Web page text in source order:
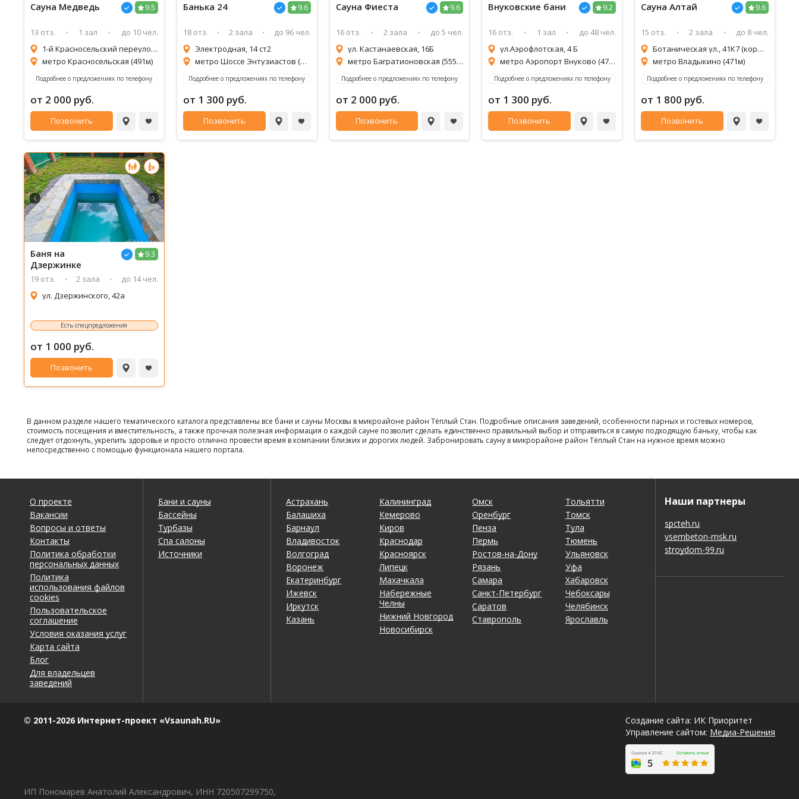
9.5
Сауна Медведь
13 отз. 1 зал
до 10 чел.
1-й Красносельский переулок, д 5
метро Красносельская (491м)
Подробнее о предложениях по телефону
от 2 000 руб.
Позвонить
9.6
Банька 24
18 отз. 2 зала
до 96 чел.
Электродная, 14 ст2
метро Шоссе Энтузиастов (1,1км)
Подробнее о предложениях по телефону
от 1 300 руб.
Позвонить
9.6
Сауна Фиеста
16 отз. 2 зала
до 5 чел.
ул. Кастанаевская, 16Б
метро Багратионовская (555м)
Подробнее о предложениях по телефону
от 2 000 руб.
Позвонить
9.2
Внуковские бани
16 отз. 1 зал
до 48 чел.
ул.Аэрофлотская, 4 Б
метро Аэропорт Внуково (474м)
Подробнее о предложениях по телефону
от 1 300 руб.
Позвонить
9.6
Сауна Алтай
15 отз. 2 зала
до 8 чел.
Ботаническая ул., 41К7 (корпус 7)
метро Владыкино (471м)
Подробнее о предложениях по телефону
от 1 800 руб.
Позвонить
9.3
Баня на
Дзержинке
19 отз. 2 зала
до 14 чел.
ул. Дзержинского, 42а
Есть спецпредложения
от 1 000 руб.
Позвонить
В данном разделе нашего тематического каталога представлены все бани и сауны Москвы в микроайоне район Тёплый Стан. Подробные описания заведений, особенности парных и гостевых номеров,
стоимость посещения и вместительность, а также прочная полезная информация о каждой сауне позволит сделать единственно правильный выбор и отправиться в самую подходящую баньку, чтобы как
следует отдохнуть, укрепить здоровье и просто отлично провести время в компании близких и дорогих людей. Забронировать сауну в микрорайоне район Тёплый Стан на нужное время можно
непосредственно с помощью функционала нашего портала.
О проекте
Вакансии
Вопросы и ответы
Контакты
Политика обработки
персональных данных
Политика
использования файлов
cookies
Пользовательское
соглашение
Условия оказания услуг
Карта сайта
Блог
Для владельцев
заведений
Бани и сауны
Бассейны
Турбазы
Спа салоны
Источники
Астрахань
Балашиха
Барнаул
Владивосток
Волгоград
Воронеж
Екатеринбург
Ижевск
Иркутск
Казань
Калининград
Кемерово
Киров
Краснодар
Красноярск
Липецк
Махачкала
Набережные
Челны
Нижний Новгород
Новосибирск
Омск
Оренбург
Пенза
Пермь
Ростов-на-Дону
Рязань
Самара
Санкт-Петербург
Саратов
Ставрополь
Тольятти
Томск
Тула
Тюмень
Ульяновск
Уфа
Хабаровск
Чебоксары
Челябинск
Ярославль
Наши партнеры
spcteh.ru
vsembeton-msk.ru
stroydom-99.ru
© 2011-2026 Интернет-проект «Vsaunah.RU»
Создание сайта: ИК Приоритет
Управление сайтом: Медиа-Решения
ИП Пономарев Анатолий Александрович, ИНН 720507299750,